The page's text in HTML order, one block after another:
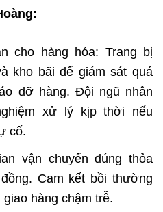
cho hàng hóa: Trang bị
kho bãi để giám sát quá
dỡ hàng. Đội ngũ nhân
xử lý kịp thời nếu
cố.
vận chuyển đúng thỏa
Cam kết bồi thường
hàng chậm trễ.